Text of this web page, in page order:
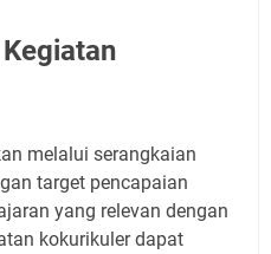
melalui serangkaian
target pencapaian
yang relevan dengan
kokurikuler dapat